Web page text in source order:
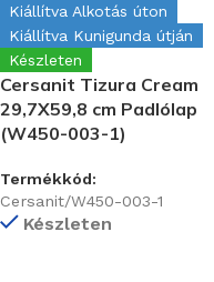
Kiállítva Alkotás úton
Kiállítva Kunigunda útján
Készleten
Cersanit Tizura Cream
29,7X59,8 cm Padlólap
(W450-003-1)
Termékkód:
Cersanit/W450-003-1
Készleten